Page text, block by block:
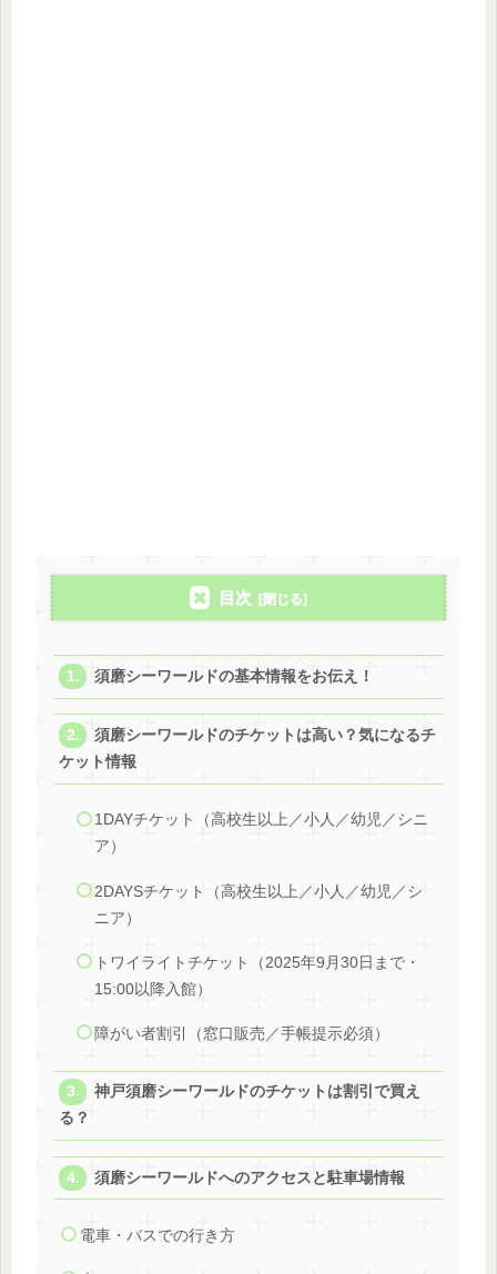
目次
須磨シーワールドの基本情報をお伝え！
須磨シーワールドのチケットは高い？気になるチ
ケット情報
1DAYチケット（高校生以上／小人／幼児／シニ
ア）
2DAYSチケット（高校生以上／小人／幼児／シ
ニア）
トワイライトチケット（2025年9月30日まで・
15:00以降入館）
障がい者割引（窓口販売／手帳提示必須）
神戸須磨シーワールドのチケットは割引で買え
る？
須磨シーワールドへのアクセスと駐車場情報
電車・バスでの行き方